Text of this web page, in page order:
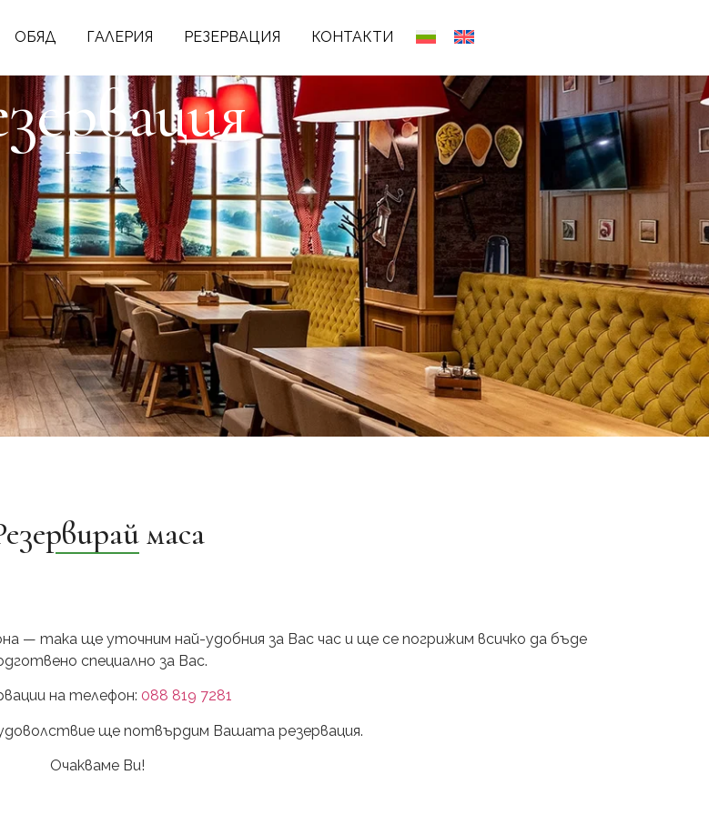
ОБЯД ГАЛЕРИЯ РЕЗЕРВАЦИЯ КОНТАКТИ
маса
— така ще уточним най-удобния за Вас час и ще се погрижим всичко да бъде
специално за Вас.
на телефон: 088 819 7281
ще потвърдим Вашата резервация.
Очакваме Ви!